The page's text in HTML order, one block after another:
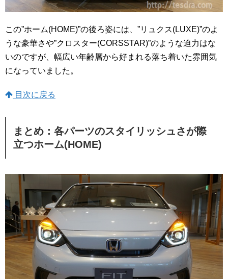
この”ホーム(HOME)”の後ろ姿には、”リュクス(LUXE)”のよ
うな豪華さや”クロスター(CORSSTAR)”のような迫力はな
いのですが、幅広い年齢層から好まれる落ち着いた雰囲気
になっていました。
目次に戻る
まとめ：各パーツのスタイリッシュさが際
立つホーム(HOME)